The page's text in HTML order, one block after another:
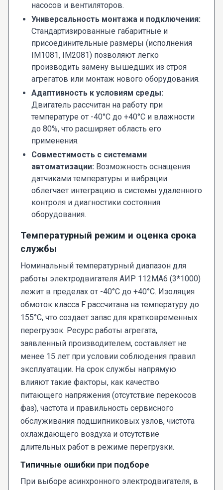
насосов и вентиляторов.
Универсальность монтажа и подключения:
Стандартизированные габаритные и
присоединительные размеры (исполнения
IM1081, IM2081) позволяют легко
производить замену вышедших из строя
агрегатов или монтаж нового оборудования.
Адаптивность к условиям среды:
Двигатель рассчитан на работу при
температуре от -40°C до +40°C и влажности
до 80%, что расширяет область его
применения.
Совместимость с системами
автоматизации: Возможность оснащения
датчиками температуры и вибрации
облегчает интеграцию в системы удаленного
контроля и диагностики состояния
оборудования.
Температурный режим и оценка срока
службы
Номинальный температурный диапазон для
работы электродвигателя АИР 112МА6 (3*1000)
лежит в пределах от -40°С до +40°С. Изоляция
обмоток класса F рассчитана на температуру до
155°C, что создает запас для кратковременных
перегрузок. Ресурс работы агрегата,
заявленный производителем, составляет не
менее 15 лет при условии соблюдения правил
эксплуатации. На срок службы напрямую
влияют такие факторы, как качество
питающего напряжения (отсутствие перекосов
фаз), частота и правильность сервисного
обслуживания подшипниковых узлов, чистота
охлаждающего воздуха и отсутствие
длительных работ в режиме перегрузки.
Типичные ошибки при подборе
При выборе асинхронного электродвигателя, в